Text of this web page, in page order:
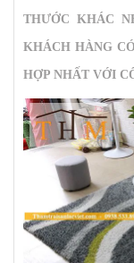
THƯỚC KHÁC
KHÁCH HÀNG
HỢP NHẤT VỚI